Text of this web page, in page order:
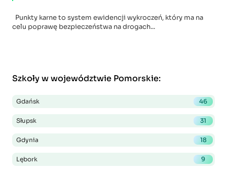
Punkty karne to system ewidencji wykroczeń, który ma na
celu poprawę bezpieczeństwa na drogach...
Szkoły w województwie Pomorskie:
Gdańsk 46
Słupsk 31
Gdynia 18
Lębork 9